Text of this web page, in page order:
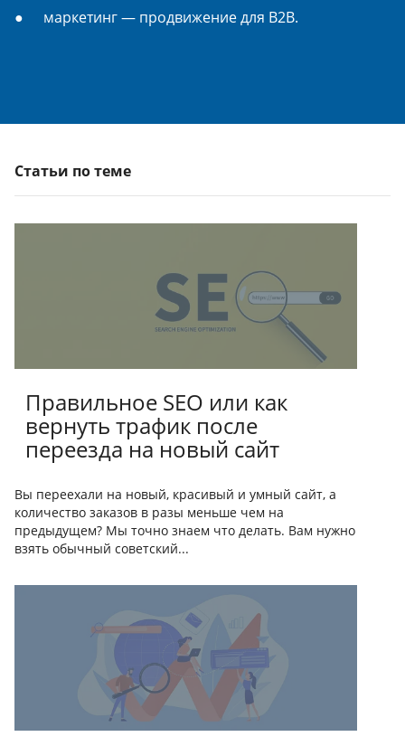
маркетинг — продвижение для B2B.
Статьи по теме
Правильное SEO или как
вернуть трафик после
переезда на новый сайт
Вы переехали на новый, красивый и умный сайт, а
количество заказов в разы меньше чем на
предыдущем? Мы точно знаем что делать. Вам нужно
взять обычный советский...